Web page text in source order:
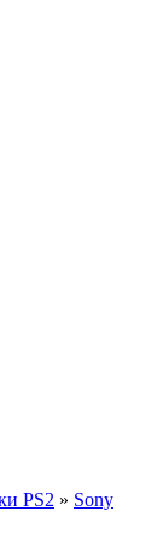
PS2 » Sony